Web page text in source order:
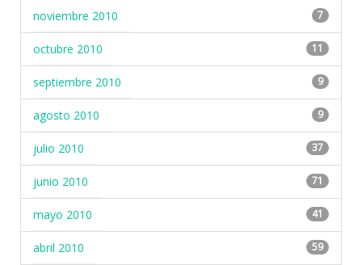
noviembre 2010 7
octubre 2010 11
septiembre 2010 9
agosto 2010 9
julio 2010 37
junio 2010 71
mayo 2010 41
abril 2010 59